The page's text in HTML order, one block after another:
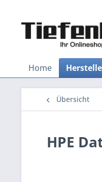
Home
Übersicht
HPE